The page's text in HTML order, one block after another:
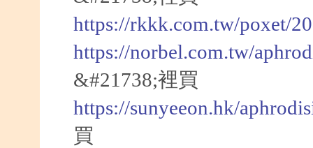
https://rkkk.com.tw/poxet/
https://norbel.com.tw/
&#21738;裡買
https://sunyeeon.hk/
買